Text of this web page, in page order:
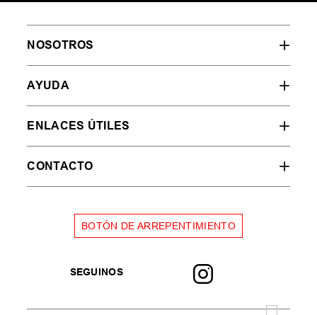
NOSOTROS
AYUDA
ENLACES ÚTILES
CONTACTO
BOTÓN DE ARREPENTIMIENTO
SEGUINOS